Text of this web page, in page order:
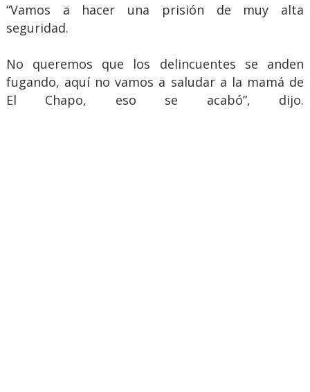
“Vamos a hacer una prisión de muy alta
seguridad.
No queremos que los delincuentes se anden
fugando, aquí no vamos a saludar a la mamá de
El Chapo, eso se acabó”, dijo.